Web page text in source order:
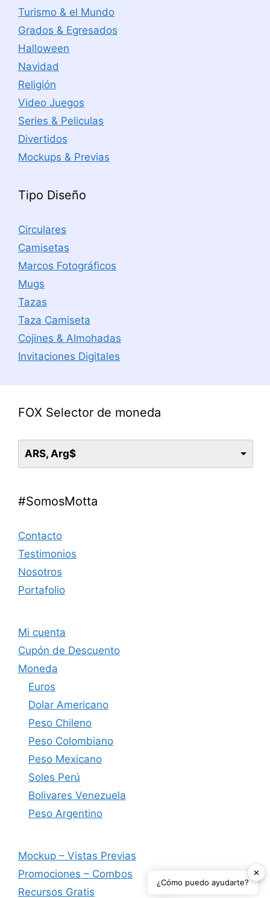
Turismo & el Mundo
Grados & Egresados
Halloween
Navidad
Religión
Video Juegos
Series & Peliculas
Divertidos
Mockups & Previas
Tipo Diseño
Circulares
Camisetas
Marcos Fotográficos
Mugs
Tazas
Taza Camiseta
Cojines & Almohadas
Invitaciones Digitales
FOX Selector de moneda
ARS, Arg$
#SomosMotta
Contacto
Testimonios
Nosotros
Portafolio
Mi cuenta
Cupón de Descuento
Moneda
Euros
Dolar Americano
Peso Chileno
Peso Colombiano
Peso Mexicano
Soles Perú
Bolivares Venezuela
Peso Argentino
Mockup – Vistas Previas
Promociones – Combos
Recursos Gratis
✕
¿Cómo puedo ayudarte?